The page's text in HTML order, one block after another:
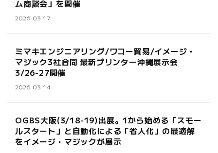
ム商談会」を開催
2026.03.17
ミマキエンジニアリング/ワコー貿易/イメージ・
マジック3社合同 最新プリンター沖縄展示会
3/26-27開催
2026.03.14
OGBS大阪(3/18-19)出展。1から始める「スモー
ルスタート」と自動化による「省人化」の最適解
をイメージ・マジックが展示